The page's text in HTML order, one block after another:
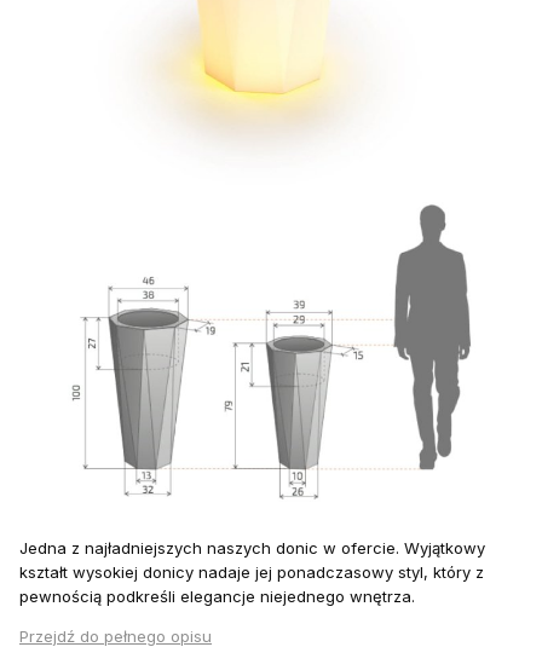
Jedna z najładniejszych naszych donic w ofercie. Wyjątkowy
kształt wysokiej donicy nadaje jej ponadczasowy styl, który z
pewnością podkreśli elegancje niejednego wnętrza.
Przejdź do pełnego opisu